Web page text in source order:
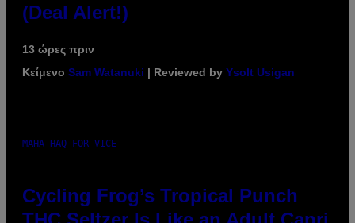
(Deal Alert!)
13 ώρες πριν
Κείμενο Sam Watanuki | Reviewed by Ysolt Usigan
MAHA HAQ FOR VICE
Cycling Frog’s Tropical Punch